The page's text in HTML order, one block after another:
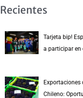
Recientes
Tarjeta bip!
a participar en
Exportaciones
Chileno: